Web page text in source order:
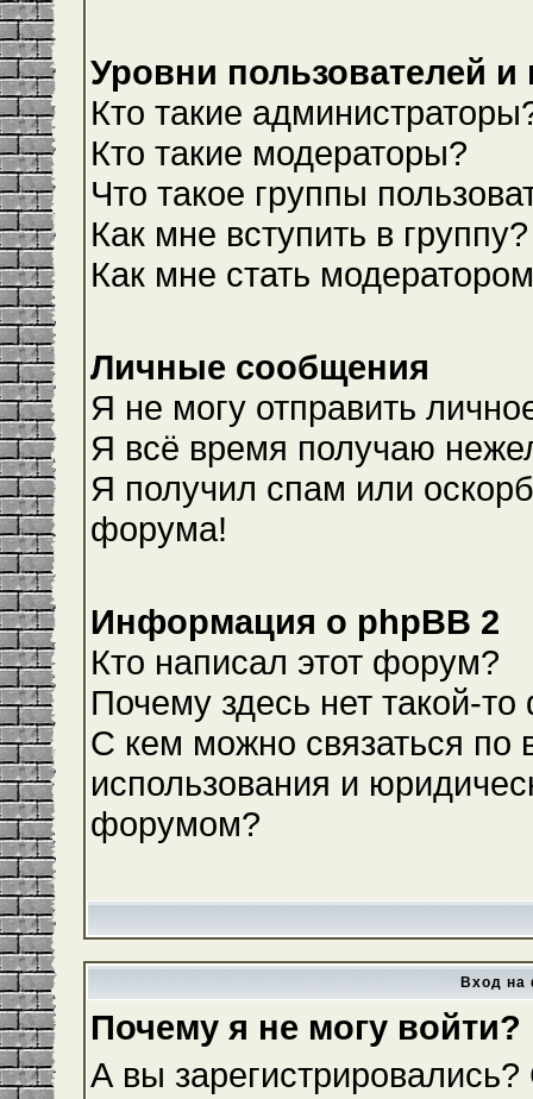
Уровни пользователей и
Кто такие
Кто такие модераторы?
Что такое группы
Как мне вступить в группу?
Как мне стать
Личные сообщения
Я не могу отправить
Я всё время получаю
Я получил спам или
форума!
Информация о phpBB 2
Кто написал этот форум?
Почему здесь нет такой-
С кем можно связаться по
использования и
форумом?
Вход на
Почему я не могу войти?
А вы